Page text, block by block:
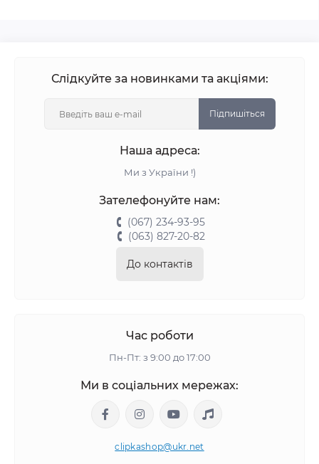
Слідкуйте за новинками та акціями:
Підпишіться
Наша адреса:
Ми з України !)
Зателефонуйте нам:
(067) 234-93-95
(063) 827-20-82
До контактів
Час роботи
Пн-Пт: з 9:00 до 17:00
Ми в соціальних мережах:
clipkashop@ukr.net